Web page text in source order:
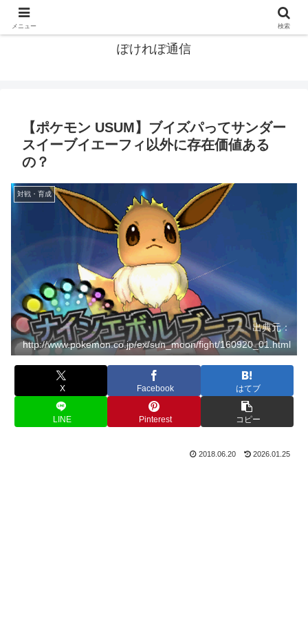
ぽけれぽ通信
【ポケモン USUM】ブイズパってサンダー
スイーブイエーフィ以外に存在価値ある
の？
対戦・育成
出典元：
http://www.pokemon.co.jp/ex/sun_moon/fight/160920_01.html
X Facebook はてブ
LINE Pinterest コピー
2018.06.20 2026.01.25
メニュー 検索